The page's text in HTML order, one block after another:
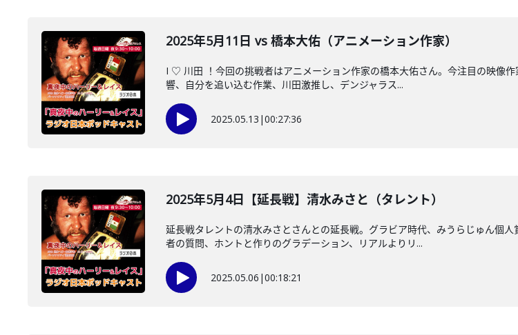
2025年5月11日 vs 橋本大佑（アニメーション作家）
I ♡ 川田 ！今回の挑戦者はアニメーション作家の橋本大佑さん。今注目の映像
響、自分を追い込む作業、川田激推し、デンジャラス...
2025.05.13 |00:27:36
2025年5月4日【延長戦】清水みさと（タレント）
延長戦タレントの清水みさとさんとの延長戦。グラビア時代、みうらじゅん個
者の質問、ホントと作りのグラデーション、リアルよりリ...
2025.05.06 |00:18:21